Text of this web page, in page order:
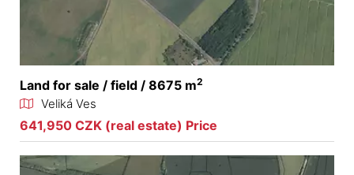
Land for sale / field / 8675 m2
Veliká Ves
641,950 CZK (real estate) Price